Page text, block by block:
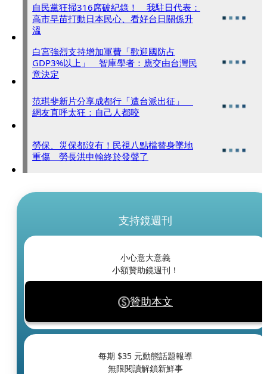
自民黨狂掃316席破紀錄！ 我駐日代表：
高市早苗打動日本民心、看好台日關係升
溫
白宮強烈支持增加軍費「歡迎國防占
GDP3%以上」 智庫學者：應交由台灣民
意決定
范琪斐新片分享成都行「遭台派出征」
網友直呼太狂：自己人都咬
勞保、災保都沒有！民視八點檔替身墜地
重傷 勞長洪申翰終於發聲了
支持鏡週刊
小心意大意義
小額贊助鏡週刊！
贊助本文
每期 $35 元動態話題報導
無限閱讀解鎖新鮮事